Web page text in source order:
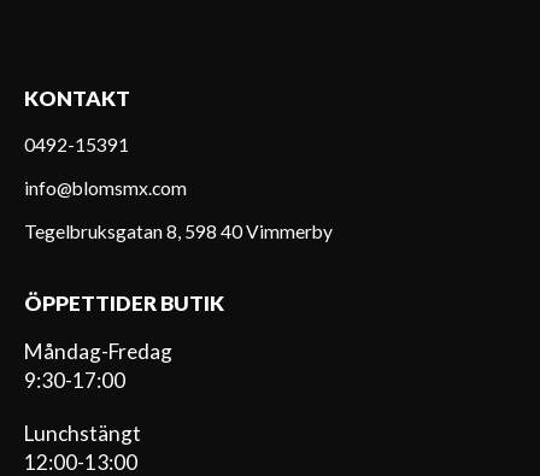
KONTAKT
0492-15391
info@blomsmx.com
Tegelbruksgatan 8, 598 40 Vimmerby
ÖPPETTIDER BUTIK
Måndag-Fredag
9:30-17:00
Lunchstängt
12:00-13:00